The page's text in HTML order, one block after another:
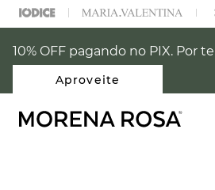
OFF NA SUA 1° COMPRA USANDO O CUPOM:
10% OFF pagando no PIX. Por
Aproveite